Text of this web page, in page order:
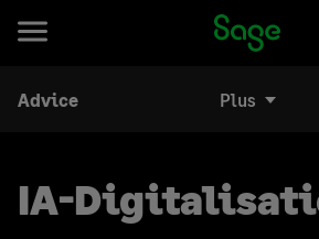
Advice Plus
IA-